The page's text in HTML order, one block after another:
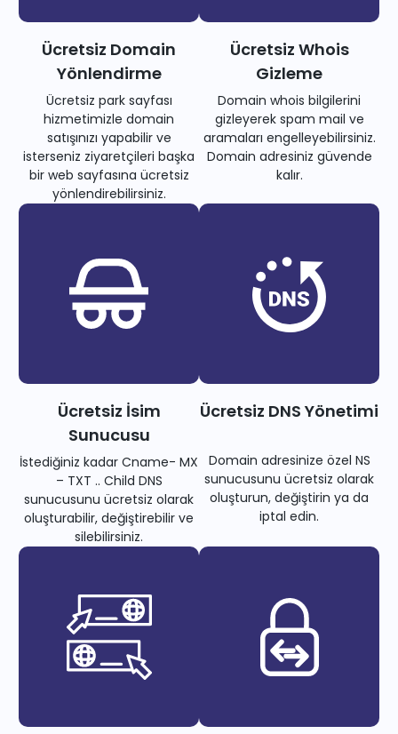
Ücretsiz Domain
Yönlendirme
Ücretsiz park sayfası
hizmetimizle domain
satışınızı yapabilir ve
isterseniz ziyaretçileri başka
bir web sayfasına ücretsiz
yönlendirebilirsiniz.
Ücretsiz Whois
Gizleme
Domain whois bilgilerini
gizleyerek spam mail ve
aramaları engelleyebilirsiniz.
Domain adresiniz güvende
kalır.
Ücretsiz İsim
Sunucusu
İstediğiniz kadar Cname- MX
– TXT .. Child DNS
sunucusunu ücretsiz olarak
oluşturabilir, değiştirebilir ve
silebilirsiniz.
Ücretsiz DNS Yönetimi
Domain adresinize özel NS
sunucusunu ücretsiz olarak
oluşturun, değiştirin ya da
iptal edin.